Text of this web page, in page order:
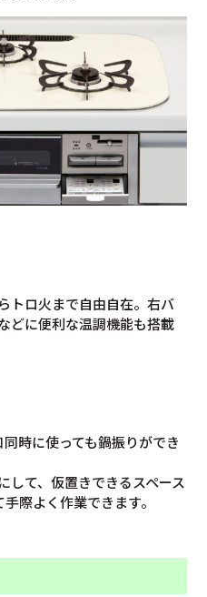
トロ火まで自由自在。右バ
どに便利な温調機能も搭載
時に使っても鍋振りができ
して、仮置きできるスペース
際よく作業できます。